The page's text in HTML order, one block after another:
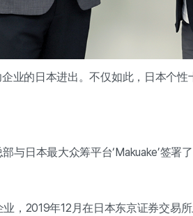
业的日本进出。不仅如此，日本个
与日本最大众筹平台‘Makuake’签署
，2019年12月在日本东京证券交易